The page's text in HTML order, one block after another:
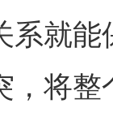
系就
，将